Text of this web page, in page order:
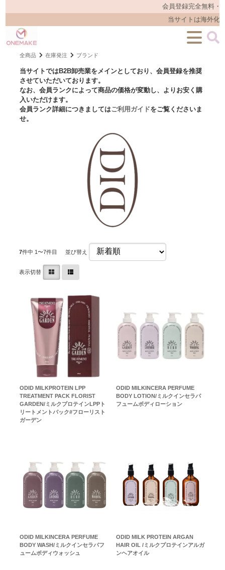
会員登録完全無料・
当サイトは海外化
全商品 在庫発注 ブランド
当サイトではB2B卸売業をメインとしており、会員登録を推奨
させていただいております。
なお、会員ランクによって商品の価格が変動し、よりお安く購
入いただけます。
会員ランク詳細につきましてはご利用ガイドをご覧くださいま
せ。
7件中 1〜7件目 並び替え
表示切替
ODID MILKPROTEIN LPP
TREATMENT PACK FLORIST
GARDEN/ミルクプロテインLPPト
リートメントパック#フローリスト
ガーデン
ODID MILKINCERA PERFUME
BODY LOTION/ミルクインセラパ
フュームボディローション
ODID MILKINCERA PERFUME
BODY WASH/ミルクインセラパフ
ュームボディウォッシュ
ODID MILK PROTEIN ARGAN
HAIR OIL /ミルクプロテインアルガ
ンヘアオイル